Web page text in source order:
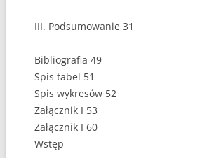
III. Podsumowanie 31
Bibliografia 49
Spis tabel 51
Spis wykresów 52
Załącznik I 53
Załącznik I 60
Wstęp